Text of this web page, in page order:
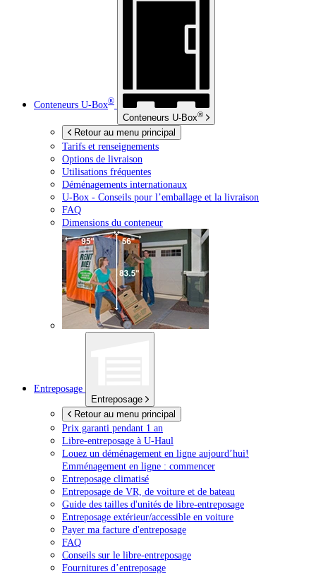
Conteneurs U-Box®
Conteneurs U-Box®
Retour au menu principal
Tarifs et renseignements
Options de livraison
Utilisations fréquentes
Déménagements internationaux
U-Box - Conseils pour l’emballage et la livraison
FAQ
Dimensions du conteneur
Entreposage
Entreposage
Retour au menu principal
Prix garanti pendant 1 an
Libre-entreposage à U-Haul
Louez un déménagement en ligne aujourd’hui!
Emménagement en ligne : commencer
Entreposage climatisé
Entreposage de VR, de voiture et de bateau
Guide des tailles d'unités de libre-entreposage
Entreposage extérieur/accessible en voiture
Payer ma facture d'entreposage
FAQ
Conseils sur le libre-entreposage
Fournitures d’entreposage